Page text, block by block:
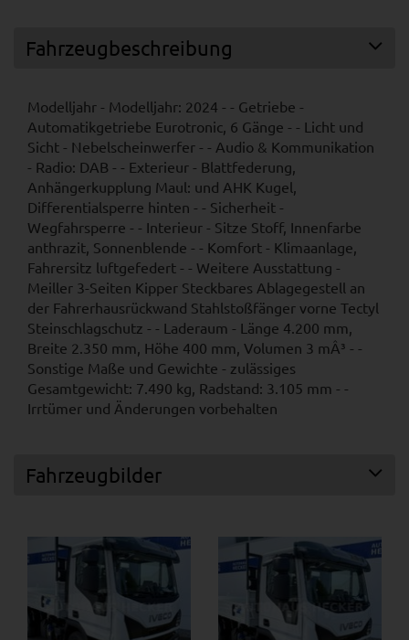
Fahrzeugbeschreibung
Modelljahr - Modelljahr: 2024 - - Getriebe -
Automatikgetriebe Eurotronic, 6 Gänge - - Licht und
Sicht - Nebelscheinwerfer - - Audio & Kommunikation
- Radio: DAB - - Exterieur - Blattfederung,
Anhängerkupplung Maul: und AHK Kugel,
Differentialsperre hinten - - Sicherheit -
Wegfahrsperre - - Interieur - Sitze Stoff, Innenfarbe
anthrazit, Sonnenblende - - Komfort - Klimaanlage,
Fahrersitz luftgefedert - - Weitere Ausstattung -
Meiller 3-Seiten Kipper Steckbares Ablagegestell an
der Fahrerhausrückwand Stahlstoßfänger vorne Tectyl
Steinschlagschutz - - Laderaum - Länge 4.200 mm,
Breite 2.350 mm, Höhe 400 mm, Volumen 3 mÂ³ - -
Sonstige Maße und Gewichte - zulässiges
Gesamtgewicht: 7.490 kg, Radstand: 3.105 mm - -
Irrtümer und Änderungen vorbehalten
Fahrzeugbilder